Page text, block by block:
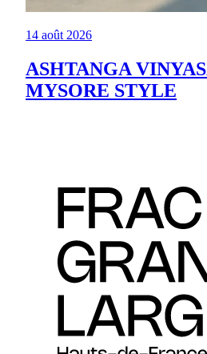
14 août 2026
ASHTANGA
MYSORE STYLE